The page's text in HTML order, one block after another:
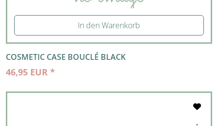
In den Warenkorb
COSMETIC CASE BOUCLÉ BLACK
46,95 EUR *